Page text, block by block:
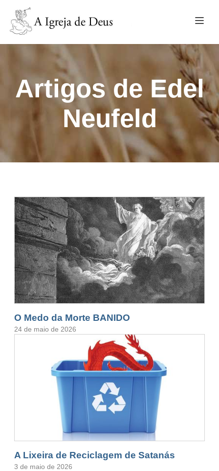
Artigos de Edel
Neufeld
O Medo da Morte BANIDO
24 de maio de 2026
A Lixeira de Reciclagem de Satanás
3 de maio de 2026